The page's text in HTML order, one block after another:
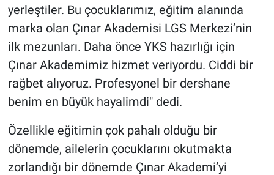
yerleştiler. Bu çocuklarımız, eğitim alanında
marka olan Çınar Akademisi LGS Merkezi’nin
ilk mezunları. Daha önce YKS hazırlığı için
Çınar Akademimiz hizmet veriyordu. Ciddi bir
rağbet alıyoruz. Profesyonel bir dershane
benim en büyük hayalimdi" dedi.
Özellikle eğitimin çok pahalı olduğu bir
dönemde, ailelerin çocuklarını okutmakta
zorlandığı bir dönemde Çınar Akademi’yi